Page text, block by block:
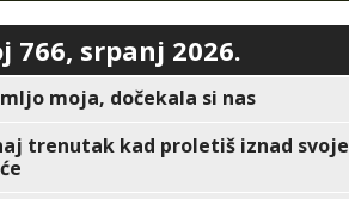
766, srpanj 2026.
moja, dočekala si nas
trenutak kad proletiš iznad svoje